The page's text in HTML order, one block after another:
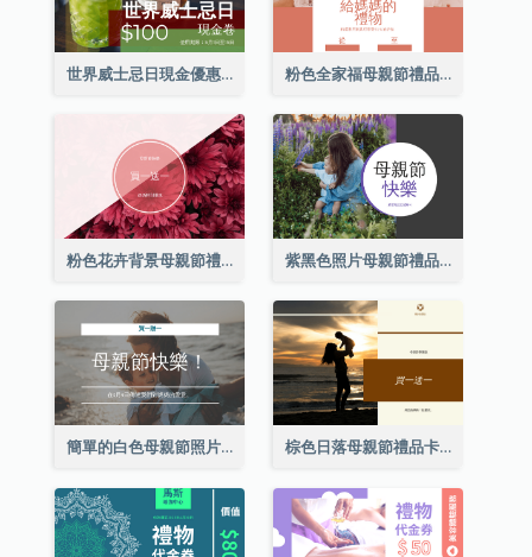
世界威士忌日現金優惠券 粉色全家福母親節禮品卡
粉色花卉背景母親節禮品卡 紫黑色照片母親節禮品卡
簡單的白色母親節照片禮品卡 棕色日落母親節禮品卡